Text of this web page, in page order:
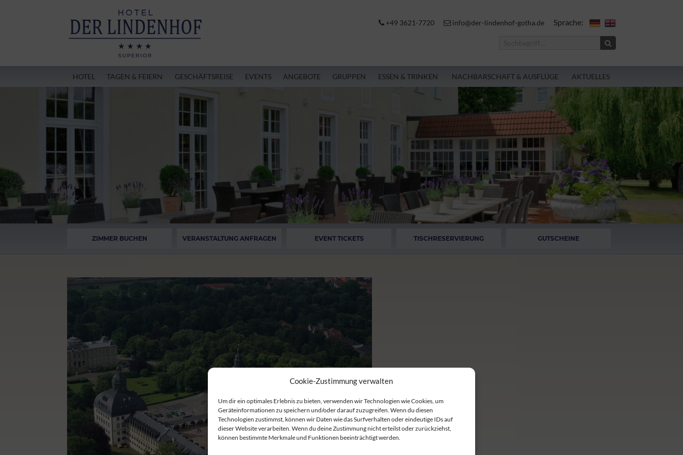
Cookie-Zustimmung verwalten
Um dir ein optimales Erlebnis zu bieten, verwenden wir Technologien wie Cookies, um
Geräteinformationen zu speichern und/oder darauf zuzugreifen. Wenn du diesen
Technologien zustimmst, können wir Daten wie das Surfverhalten oder eindeutige IDs auf
dieser Website verarbeiten. Wenn du deine Zustimmung nicht erteilst oder zurückziehst,
können bestimmte Merkmale und Funktionen beeinträchtigt werden.
+49 3621-7720 info@der-lindenhof-gotha.de Sprache:
HOTEL TAGEN & FEIERN GESCHÄFTSREISE EVENTS ANGEBOTE GRUPPEN ESSEN & TRINKEN NACHBARSCHAFT & AUSFLÜGE AKTUELLES
ZIMMER BUCHEN VERANSTALTUNG ANFRAGEN EVENT TICKETS TISCHRESERVIERUNG GUTSCHEINE